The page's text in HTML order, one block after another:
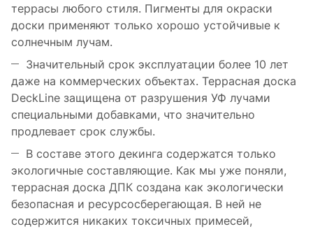
террасы любого стиля. Пигменты для окраски
доски применяют только хорошо устойчивые к
солнечным лучам.
Значительный срок эксплуатации более 10 лет
даже на коммерческих объектах. Террасная доска
DeckLine защищена от разрушения УФ лучами
специальными добавками, что значительно
продлевает срок службы.
В составе этого декинга содержатся только
экологичные составляющие. Как мы уже поняли,
террасная доска ДПК создана как экологически
безопасная и ресурсосберегающая. В ней не
содержится никаких токсичных примесей,